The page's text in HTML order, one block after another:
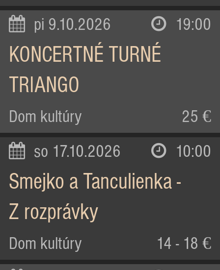
pi 9.10.2026 19:00
KONCERTNÉ TURNÉ
TRIANGO
Dom kultúry 25 €
so 17.10.2026 10:00
Smejko a Tanculienka -
Z rozprávky
Dom kultúry 14 - 18 €